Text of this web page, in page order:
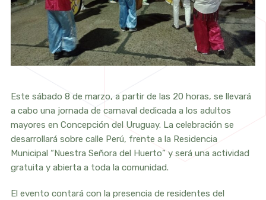
Este sábado 8 de marzo, a partir de las 20 horas, se llevará
a cabo una jornada de carnaval dedicada a los adultos
mayores en Concepción del Uruguay. La celebración se
desarrollará sobre calle Perú, frente a la Residencia
Municipal “Nuestra Señora del Huerto” y será una actividad
gratuita y abierta a toda la comunidad.
El evento contará con la presencia de residentes del